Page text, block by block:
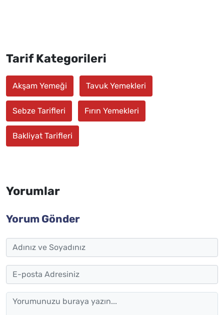
Tarif Kategorileri
Akşam Yemeği Tavuk Yemekleri
Sebze Tarifleri Fırın Yemekleri
Bakliyat Tarifleri
Yorumlar
Yorum Gönder